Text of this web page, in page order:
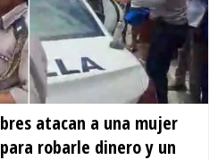
atacan a una mujer
robarle dinero y un